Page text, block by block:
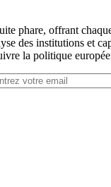
phare, offrant
des institutions et
la politique